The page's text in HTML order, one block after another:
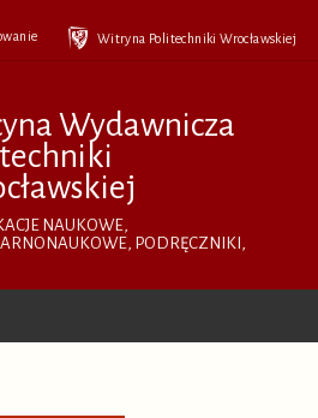
Witryna Politechniki Wrocławskiej
Wydawnicza
NAUKOWE,
PODRĘCZNIKI,